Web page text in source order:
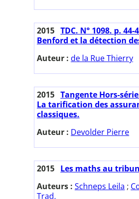
2015 TDC. N° 1098. p.
Benford et la détection
Auteur : de la Rue Thierry
2015 Tangente Hors-
La tarification des
classiques.
Auteur : Devolder Pierre
2015 Les maths au
Auteurs : Schneps Leila ;
Trad.